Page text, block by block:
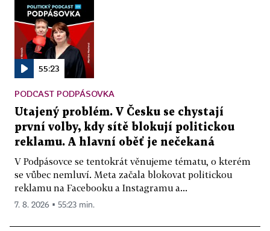
55:23
PODCAST PODPÁSOVKA
Utajený problém. V Česku se chystají
první volby, kdy sítě blokují politickou
reklamu. A hlavní oběť je nečekaná
V Podpásovce se tentokrát věnujeme tématu, o kterém
se vůbec nemluví. Meta začala blokovat politickou
reklamu na Facebooku a Instagramu a...
7. 8. 2026 ▪ 55:23 min.